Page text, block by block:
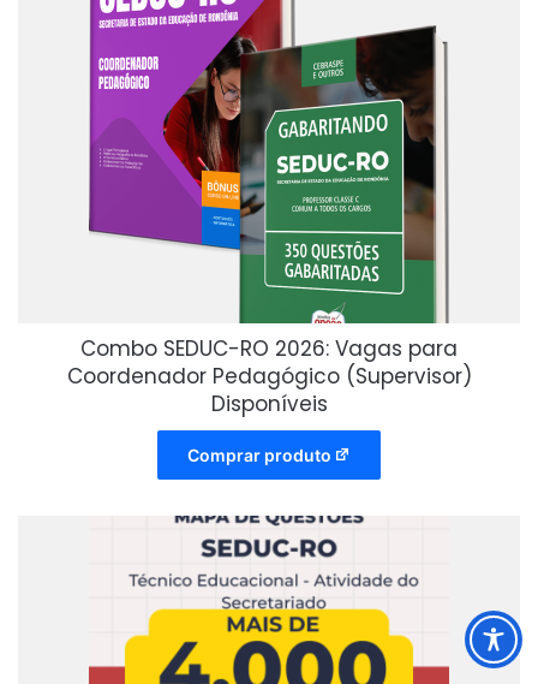
Combo SEDUC-RO 2026: Vagas para
Coordenador Pedagógico (Supervisor)
Disponíveis
Comprar produto